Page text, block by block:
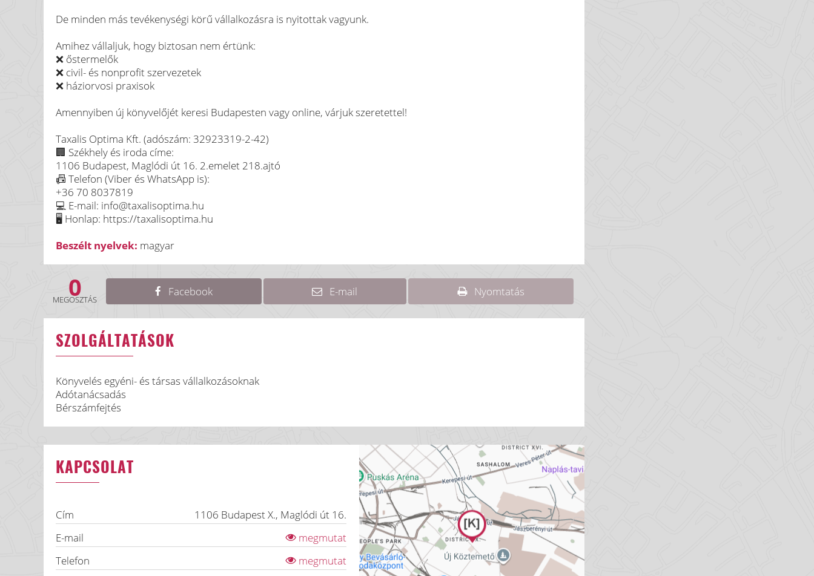
De minden más tevékenységi körű vállalkozásra is nyitottak vagyunk.
Amihez vállaljuk, hogy biztosan nem értünk:
❌ őstermelők
❌ civil- és nonprofit szervezetek
❌ háziorvosi praxisok
Amennyiben új könyvelőjét keresi Budapesten vagy online, várjuk szeretettel!
Taxalis Optima Kft. (adószám: 32923319-2-42)
🏢 Székhely és iroda címe:
1106 Budapest, Maglódi út 16. 2.emelet 218.ajtó
📠 Telefon (Viber és WhatsApp is):
+36 70 8037819
💻 E-mail: info@taxalisoptima.hu
🖥️ Honlap: https://taxalisoptima.hu
Beszélt nyelvek: magyar
0
MEGOSZTÁS
Facebook E-mail Nyomtatás
SZOLGÁLTATÁSOK
Könyvelés egyéni- és társas vállalkozásoknak
Adótanácsadás
Bérszámfejtés
KAPCSOLAT
Cím 1106 Budapest X., Maglódi út 16.
E-mail
megmutat
Telefon
megmutat